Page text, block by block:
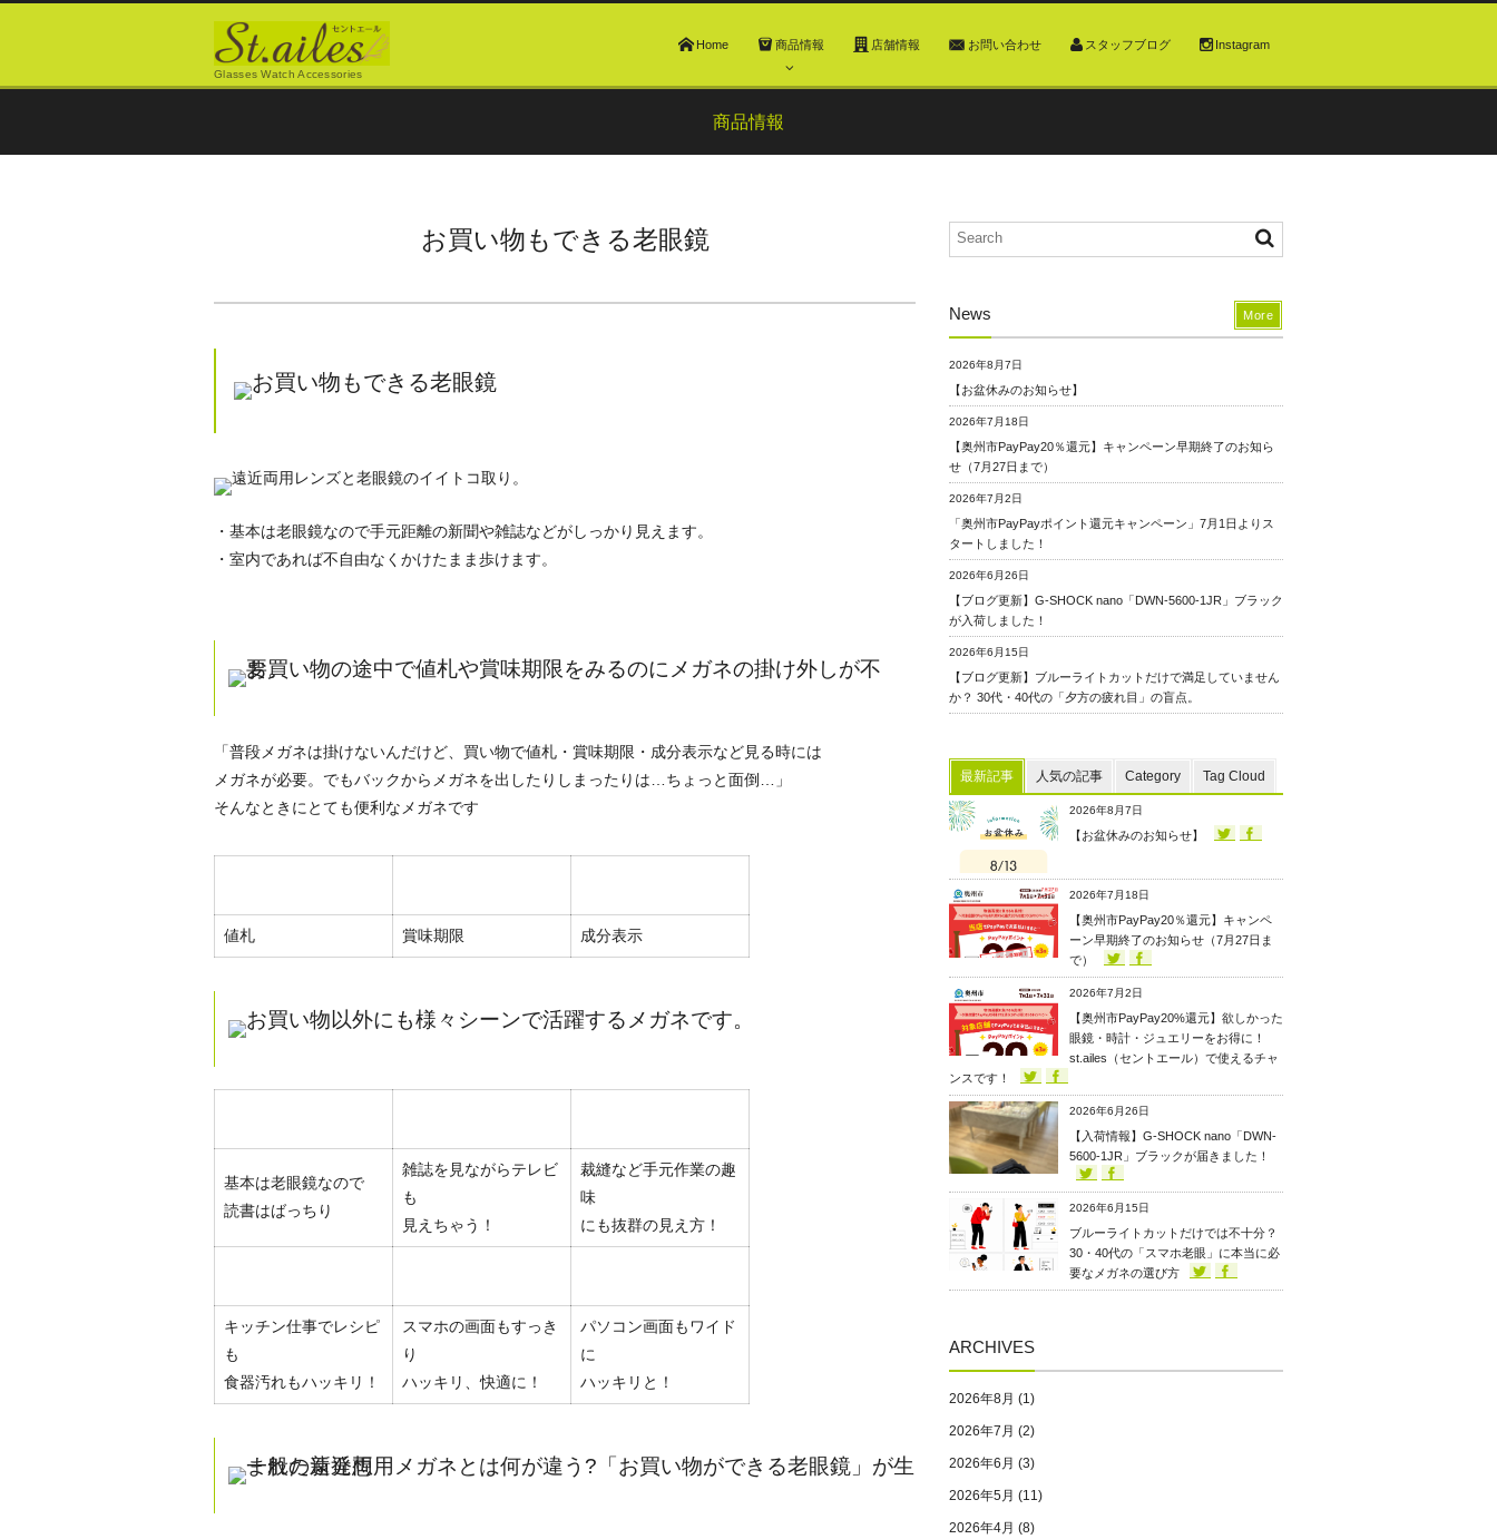
Glasses Watch Accessories
Home 商品情報 店舗情報 お問い合わせ スタッフブログ Instagram
商品情報
お買い物もできる老眼鏡
・基本は老眼鏡なので手元距離の新聞や雑誌などがしっかり見えます。
・室内であれば不自由なくかけたまま歩けます。
「普段メガネは掛けないんだけど、買い物で値札・賞味期限・成分表示など見る時には
メガネが必要。でもバックからメガネを出したりしまったりは…ちょっと面倒…」
そんなときにとても便利なメガネです
値札 賞味期限 成分表示
基本は老眼鏡なので
読書はばっちり
雑誌を見ながらテレビ
も
見えちゃう！
裁縫など手元作業の趣
味
にも抜群の見え方！
キッチン仕事でレシピ
も
食器汚れもハッキリ！
スマホの画面もすっき
り
ハッキリ、快適に！
パソコン画面もワイド
に
ハッキリと！
News
2026年8月7日
【お盆休みのお知らせ】
2026年7月18日
【奥州市PayPay20％還元】キャンペーン早期終了のお知ら
せ（7月27日まで）
2026年7月2日
「奥州市PayPayポイント還元キャンペーン」7月1日よりス
タートしました！
2026年6月26日
【ブログ更新】G-SHOCK nano「DWN-5600-1JR」ブラック
が入荷しました！
2026年6月15日
【ブログ更新】ブルーライトカットだけで満足していません
か？ 30代・40代の「夕方の疲れ目」の盲点。
More
最新記事 人気の記事 Category Tag Cloud
2026年8月7日
【お盆休みのお知らせ】
2026年7月18日
【奥州市PayPay20％還元】キャンペ
ーン早期終了のお知らせ（7月27日ま
で）
2026年7月2日
【奥州市PayPay20%還元】欲しかった
眼鏡・時計・ジュエリーをお得に！
st.ailes（セントエール）で使えるチャ
ンスです！
2026年6月26日
【入荷情報】G-SHOCK nano「DWN-
5600-1JR」ブラックが届きました！
2026年6月15日
ブルーライトカットだけでは不十分？
30・40代の「スマホ老眼」に本当に必
要なメガネの選び方
ARCHIVES
2026年8月 (1)
2026年7月 (2)
2026年6月 (3)
2026年5月 (11)
2026年4月 (8)